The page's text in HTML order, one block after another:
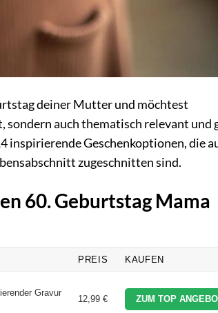
deiner Mutter und möchtest
sondern auch thematisch relevant und
Geschenkoptionen, die
zugeschnitten sind.
60. Geburtstag Mama
PREIS KAUFEN
Gravur
12,99 € ZUM TOP